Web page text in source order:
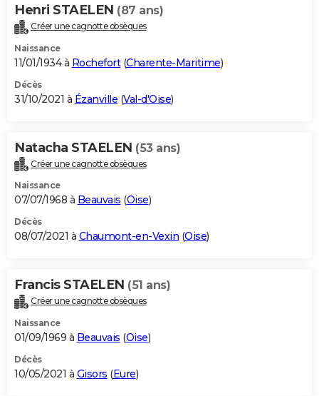
Henri STAELEN (87 ans)
Créer une cagnotte obsèques
Naissance
11/01/1934 à Rochefort(Charente-Maritime)
Décès
31/10/2021 à Ézanville (Val-d'Oise)
Natacha STAELEN (53 ans)
Créer une cagnotte obsèques
Naissance
07/07/1968 à Beauvais (Oise)
Décès
08/07/2021 à Chaumont-en-Vexin (Oise)
Francis STAELEN (51 ans)
Créer une cagnotte obsèques
Naissance
01/09/1969 à Beauvais (Oise)
Décès
10/05/2021 à Gisors (Eure)